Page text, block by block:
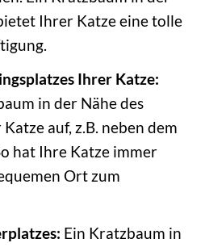
Ihrer Katze eine tolle
Ihrer Katze:
in der Nähe des
auf, z.B. neben dem
hat Ihre Katze immer
Ort zum
Ein Kratzbaum in